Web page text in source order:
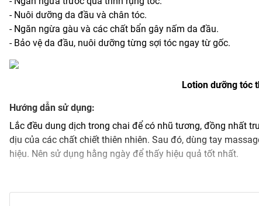
- Nuôi dưỡng da đầu và chân tóc.
- Ngăn ngừa gàu và các chất bẩn gây nấm da đầu.
- Bảo vệ da đầu, nuôi dưỡng từng sợi tóc ngay từ gốc.
Lotion dưỡng tóc
Hướng dẫn sử dụng:
Lắc đều dung dịch trong chai để có nhũ tương, đồng nhất
dịu của các chất chiết thiên nhiên. Sau đó, dùng tay
hiệu. Nên sử dụng hằng ngày để thấy hiệu quả tốt nhất.